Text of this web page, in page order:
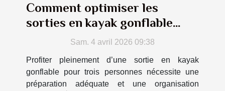
Comment optimiser les
sorties en kayak gonflable
pour trois personnes ?
Sam. 4 avril 2026 09:38
Profiter pleinement d’une sortie en kayak
gonflable pour trois personnes nécessite une
préparation adéquate et une organisation